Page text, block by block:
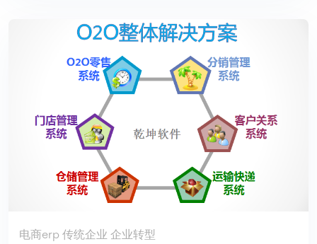
电商erp 传统企业 企业转型